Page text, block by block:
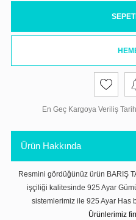
En Geç Kargoya Veriliş
Ürün Hakkında
Resmini gördüğünüz ürün BARIŞ
işçiliği kalitesinde 925 Ayar
sistemlerimiz ile 925 Ayar Has
Ürünlerimiz